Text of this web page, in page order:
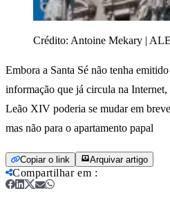
Crédito: Antoine Mekary |
Embora a Santa Sé não tenha
informação que já circula na Internet,
Leão XIV poderia se mudar em
mas não para o apartamento papal
Copiar o link Arquivar artigo
Compartilhar em :